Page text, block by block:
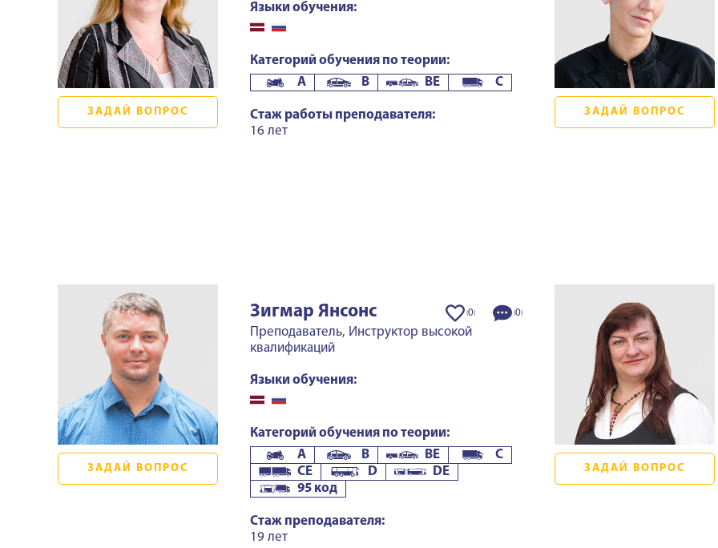
ЗАДАЙ ВОПРОС
Языки обучения:
Категорий обучения по теории:
A
B BE C
Стаж работы преподавателя:
16 лет
ЗАДАЙ ВОПРОС
ЗАДАЙ ВОПРОС
(0) (0)
Зигмар Янсонс
Преподаватель, Инструктор высокой
квалификаций
Языки обучения:
Категорий обучения по теории:
A
B BE
C
CE
D
DE
95 код
Стаж преподавателя:
19 лет
ЗАДАЙ ВОПРОС